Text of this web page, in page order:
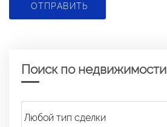
ОТПРАВИТЬ
Поиск по недвижимости